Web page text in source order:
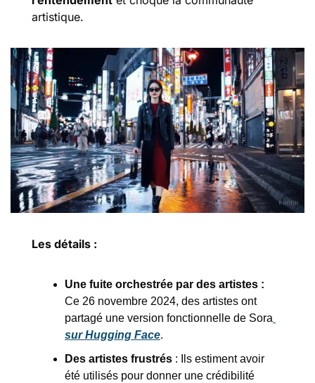
artistique.
Les détails :
Une fuite orchestrée par des artistes :
Ce 26 novembre 2024, des artistes ont
partagé une version fonctionnelle de Sora
sur Hugging Face.
Des artistes frustrés : Ils estiment avoir
été utilisés pour donner une crédibilité